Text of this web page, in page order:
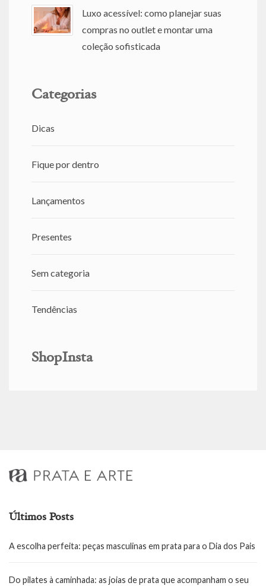
Luxo acessível: como planejar suas
compras no outlet e montar uma
coleção sofisticada
Categorias
Dicas
Fique por dentro
Lançamentos
Presentes
Sem categoria
Tendências
ShopInsta
Últimos Posts
A escolha perfeita: peças masculinas em prata para o Dia dos Pais
Do pilates à caminhada: as joias de prata que acompanham o seu